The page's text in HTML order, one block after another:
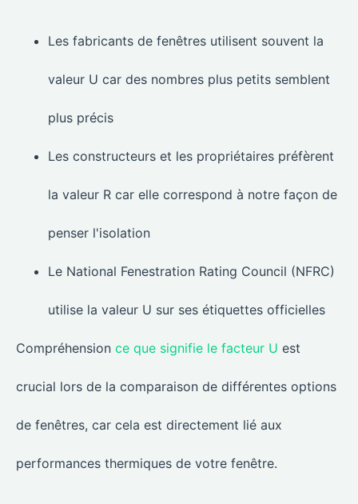
Les fabricants de fenêtres utilisent souvent la
valeur U car des nombres plus petits semblent
plus précis
Les constructeurs et les propriétaires préfèrent
la valeur R car elle correspond à notre façon de
penser l'isolation
Le National Fenestration Rating Council (NFRC)
utilise la valeur U sur ses étiquettes officielles
Compréhension ce que signifie le facteur U est
crucial lors de la comparaison de différentes options
de fenêtres, car cela est directement lié aux
performances thermiques de votre fenêtre.